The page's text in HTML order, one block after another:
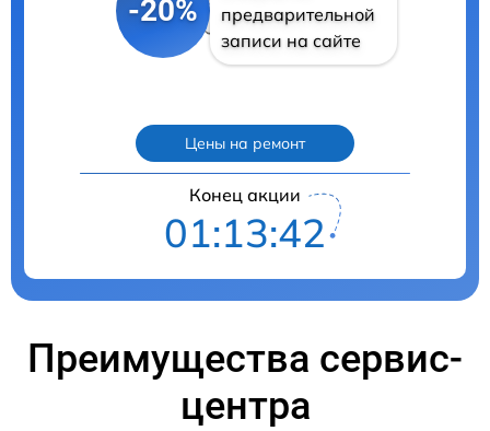
-20%
предварительной
записи на сайте
Цены на ремонт
Конец акции
01:13:41
Преимущества сервис-
центра